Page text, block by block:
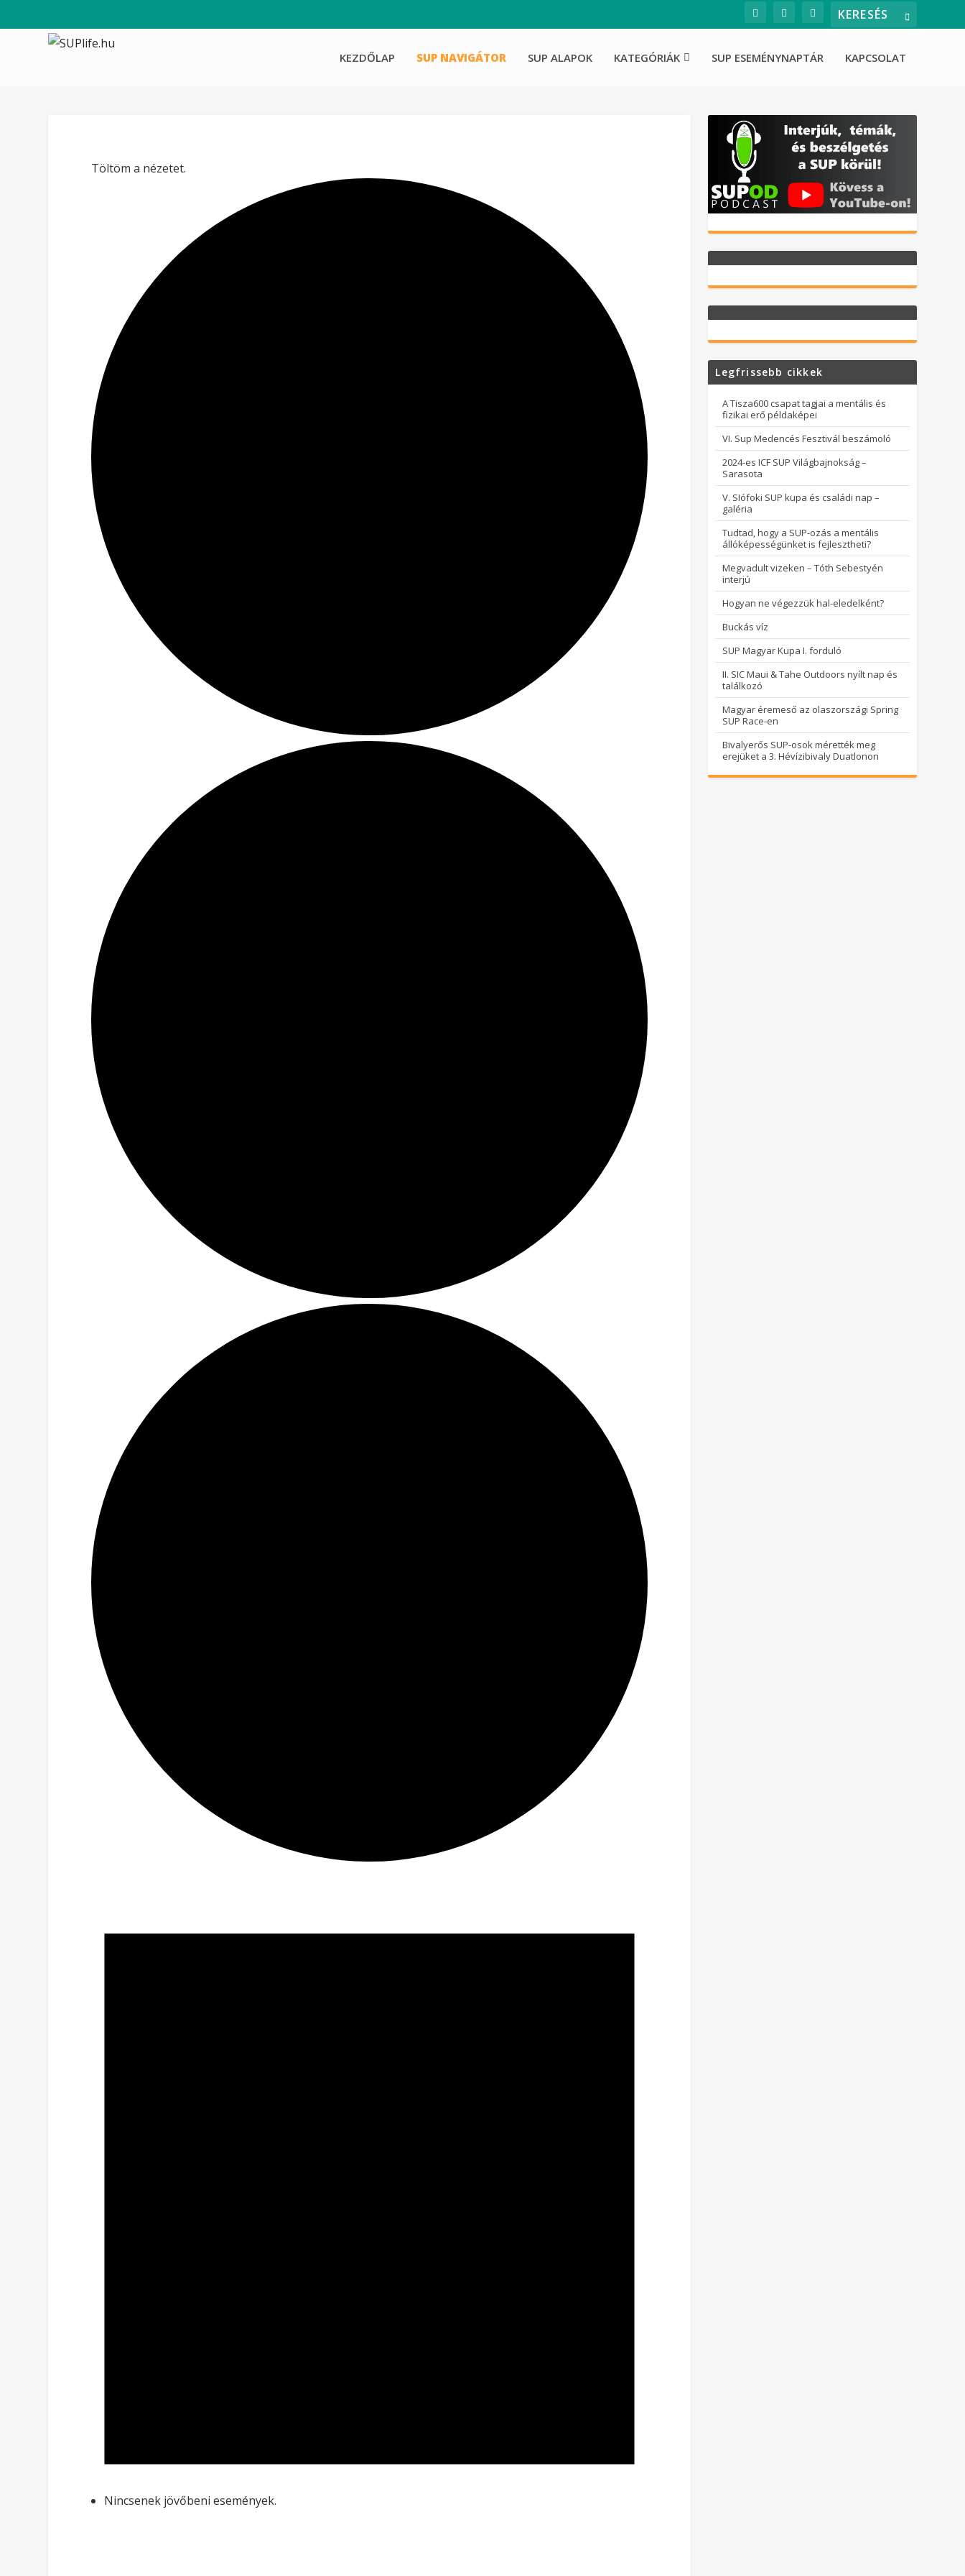
KEZDŐLAP SUP NAVIGÁTOR SUP ALAPOK KATEGÓRIÁK SUP ESEMÉNYNAPTÁR KAPCSOLAT
Töltöm a nézetet.
Nincsenek jövőbeni események.
Legfrissebb cikkek
A Tisza600 csapat tagjai a mentális és
fizikai erő példaképei
VI. Sup Medencés Fesztivál beszámoló
2024-es ICF SUP Világbajnokság –
Sarasota
V. SIófoki SUP kupa és családi nap –
galéria
Tudtad, hogy a SUP-ozás a mentális
állóképességünket is fejlesztheti?
Megvadult vizeken – Tóth Sebestyén
interjú
Hogyan ne végezzük hal-eledelként?
Buckás víz
SUP Magyar Kupa I. forduló
II. SIC Maui & Tahe Outdoors nyílt nap és
találkozó
Magyar éremeső az olaszországi Spring
SUP Race-en
Bivalyerős SUP-osok mérették meg
erejüket a 3. Hévízibivaly Duatlonon